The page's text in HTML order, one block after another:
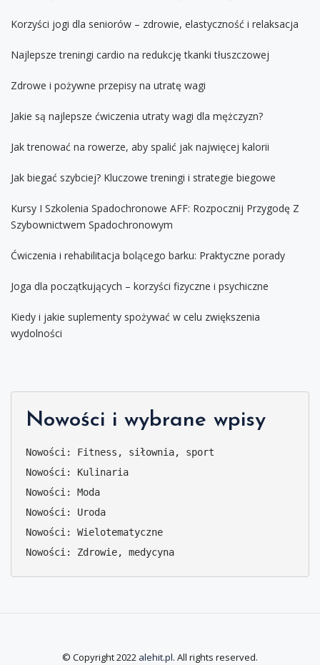
Korzyści jogi dla seniorów – zdrowie, elastyczność i relaksacja
Najlepsze treningi cardio na redukcję tkanki tłuszczowej
Zdrowe i pożywne przepisy na utratę wagi
Jakie są najlepsze ćwiczenia utraty wagi dla mężczyzn?
Jak trenować na rowerze, aby spalić jak najwięcej kalorii
Jak biegać szybciej? Kluczowe treningi i strategie biegowe
Kursy I Szkolenia Spadochronowe AFF: Rozpocznij Przygodę Z
Szybownictwem Spadochronowym
Ćwiczenia i rehabilitacja bolącego barku: Praktyczne porady
Joga dla początkujących – korzyści fizyczne i psychiczne
Kiedy i jakie suplementy spożywać w celu zwiększenia
wydolności
Nowości i wybrane wpisy
Nowości: Fitness, siłownia, sport
Nowości: Kulinaria
Nowości: Moda
Nowości: Uroda
Nowości: Wielotematyczne
Nowości: Zdrowie, medycyna
© Copyright 2022 alehit.pl. All rights reserved.